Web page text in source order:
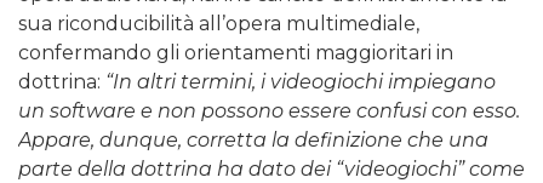
sua riconducibilità all’opera multimediale,
confermando gli orientamenti maggioritari in
dottrina: “In altri termini, i videogiochi impiegano
un software e non possono essere confusi con esso.
Appare, dunque, corretta la definizione che una
parte della dottrina ha dato dei “videogiochi” come